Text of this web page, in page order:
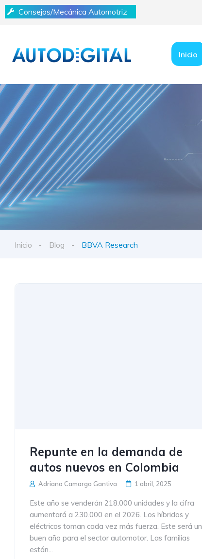
Consejos/Mecánica Automotriz
Inicio
Inicio Blog BBVA Research
Repunte en la demanda de
autos nuevos en Colombia
Adriana Camargo Gantiva 1 abril, 2025
Este año se venderán 218.000 unidades y la cifra
aumentará a 230.000 en el 2026. Los híbridos y
eléctricos toman cada vez más fuerza. Este será un
buen año para el sector automotor. Las familias
están...